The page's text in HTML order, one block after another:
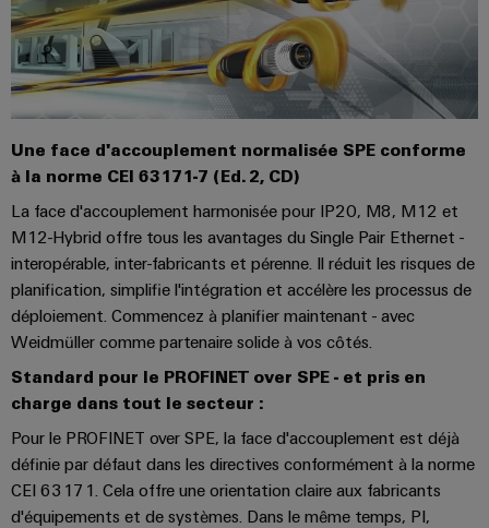
Traitement
de
l'eau
et
des
eaux
usées
Solutions
pour
l'industrie
de
l'eau
et
eaux
usées
Énergie
éolienne
Excellence
opérationnelle
Connectivity
Solutions
et
accessoires
Outils
Machines
automatiques
Logiciels
Repérages
Imprimantes
industrielles
Éclairage
Une face d'accouplement normalisée SPE conforme
à la norme CEI 63171-7 (Ed. 2, CD)
La face d'accouplement harmonisée pour IP20, M8, M12 et
M12-Hybrid offre tous les avantages du Single Pair Ethernet -
interopérable, inter-fabricants et pérenne. Il réduit les risques de
planification, simplifie l'intégration et accélère les processus de
déploiement. Commencez à planifier maintenant - avec
Weidmüller comme partenaire solide à vos côtés.
Standard pour le PROFINET over SPE - et pris en
charge dans tout le secteur :
Pour le PROFINET over SPE, la face d'accouplement est déjà
définie par défaut dans les directives conformément à la norme
CEI 63171. Cela offre une orientation claire aux fabricants
d'équipements et de systèmes. Dans le même temps, PI,